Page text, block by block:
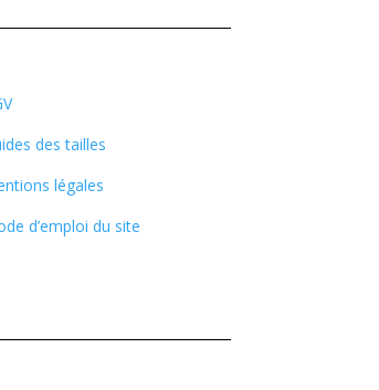
des tailles
légales
d’emploi du site